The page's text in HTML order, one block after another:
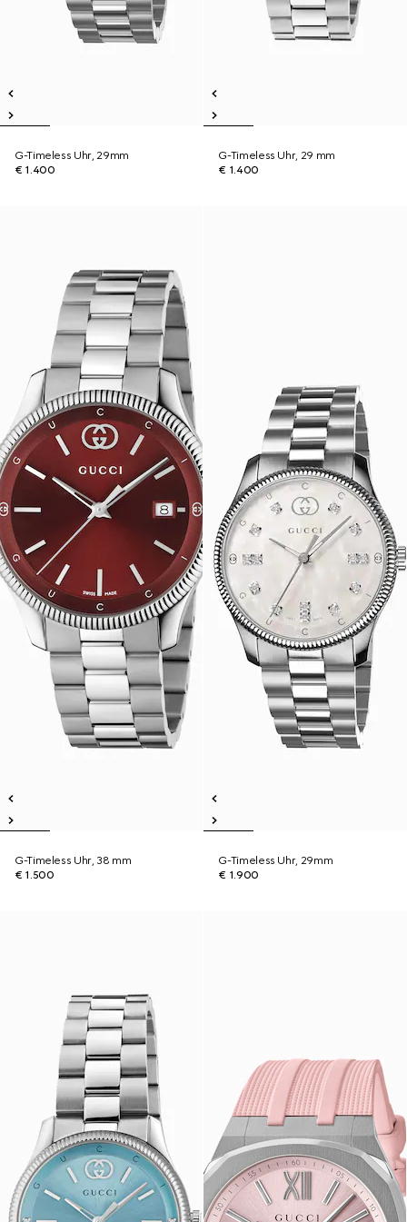
G-Timeless Uhr, 29mm
€ 1.400
G-Timeless Uhr, 29 mm
€ 1.400
G-Timeless Uhr, 38 mm
€ 1.500
G-Timeless Uhr, 29mm
€ 1.900